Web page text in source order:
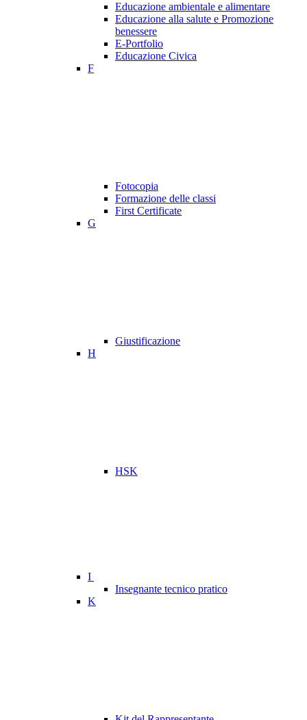
Educazione ambientale e alimentare
Educazione alla salute e Promozione
benessere
E-Portfolio
Educazione Civica
F
Fotocopia
Formazione delle classi
First Certificate
G
Giustificazione
H
HSK
I
Insegnante tecnico pratico
K